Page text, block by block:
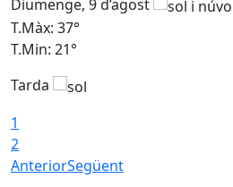
Diumenge, 9 d’agost
T.Màx: 37°
T.Min: 21°
Tarda
1
2
AnteriorSegüent